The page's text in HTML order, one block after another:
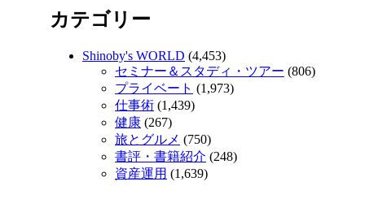
カテゴリー
Shinoby's WORLD (4,453)
セミナー＆スタディ・ツアー (806)
プライベート (1,973)
仕事術 (1,439)
健康 (267)
旅とグルメ (750)
書評・書籍紹介 (248)
資産運用 (1,639)